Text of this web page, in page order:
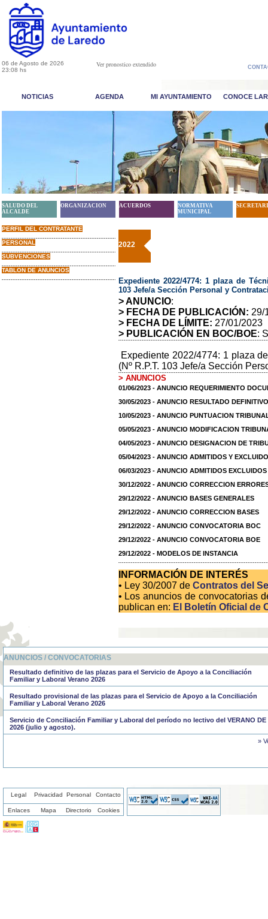
06 de Agosto de 2026
23:08 hs
Ver pronostico extendido
NOTICIAS AGENDA MI AYUNTAMIENTO CONOCE
SALUDO DEL
ALCALDE
ORGANIZACION ACUERDOS
NORMATIVA
MUNICIPAL
PERFIL DEL CONTRATANTE
PERSONAL
SUBVENCIONES
TABLON DE ANUNCIOS
2022
Expediente 2022/4774: 1 plaza de
103 Jefe/a Sección Personal y
> ANUNCIO:
> FECHA DE PUBLICACIÓN: 29/
> FECHA DE LÍMITE: 27/01/2023
> PUBLICACIÓN EN BOC/BOE:
Expediente 2022/4774: 1 plaza
(Nº R.P.T. 103 Jefe/a Sección
> ANUNCIOS
01/06/2023 - ANUNCIO REQUERIMIENTO
30/05/2023 - ANUNCIO RESULTADO DEFINITIVO
10/05/2023 - ANUNCIO PUNTUACION
05/05/2023 - ANUNCIO MODIFICACION
04/05/2023 - ANUNCIO DESIGNACION DE
05/04/2023 - ANUNCIO ADMITIDOS Y
06/03/2023 - ANUNCIO ADMITIDOS
30/12/2022 - ANUNCIO CORRECCION
29/12/2022 - ANUNCIO BASES GENERALES
29/12/2022 - ANUNCIO CORRECCION BASES
29/12/2022 - ANUNCIO CONVOCATORIA BOC
29/12/2022 - ANUNCIO CONVOCATORIA BOE
29/12/2022 - MODELOS DE INSTANCIA
INFORMACIÓN DE INTERÉS
• Ley 30/2007 deContratos del
• Los anuncios de convocatorias
publican en: El Boletín Oficial de
ANUNCIOS / CONVOCATORIAS
Resultado definitivo de las plazas para el Servicio de Apoyo a la Conciliación
Familiar y Laboral Verano 2026
Resultado provisional de las plazas para el Servicio de Apoyo a la Conciliación
Familiar y Laboral Verano 2026
Servicio de Conciliación Familiar y Laboral del período no lectivo del VERANO DE
2026 (julio y agosto).
»
Legal Privacidad Personal Contacto
Enlaces Mapa Directorio Cookies